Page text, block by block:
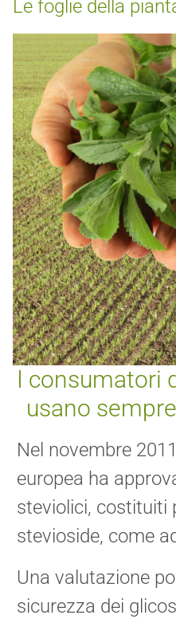
Le foglie della
I consumatori
usano
Nel novembre
europea ha
steviolici, costituiti
stevioside, come
Una valutazione
sicurezza dei